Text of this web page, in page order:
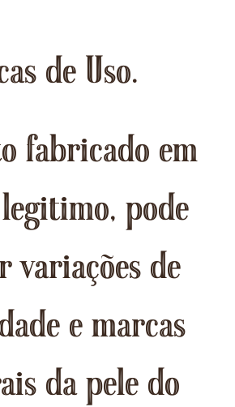
de Uso.
fabricado em
pode
variações de
e marcas
da pele do